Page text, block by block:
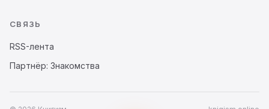
СВЯЗЬ
RSS-лента
Партнёр: Знакомства